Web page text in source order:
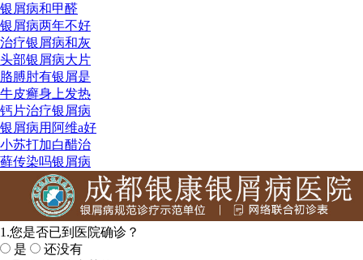
银屑病和甲醛
银屑病两年不好
治疗银屑病和灰
头部银屑病大片
胳膊肘有银屑是
牛皮癣身上发热
钙片治疗银屑病
银屑病用阿维a好
小苏打加白醋治
藓传染吗银屑病
1.您是否已到医院确诊？
是
还没有